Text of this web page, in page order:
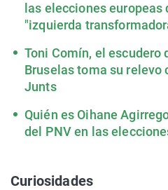
las elecciones europeas
"izquierda
Toni Comín, el escudero
Bruselas toma su relevo
Junts
Quién es Oihane
del PNV en las
Curiosidades